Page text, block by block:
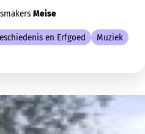
Meise
en Erfgoed Muziek